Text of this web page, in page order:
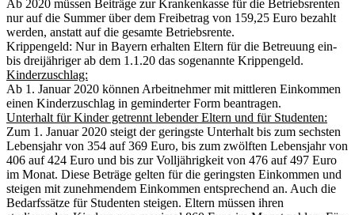
Ab 2020 müssen Beiträge zur Krankenkasse für die Betriebsrenten
nur auf die Summer über dem Freibetrag von 159,25 Euro bezahlt
werden, anstatt auf die gesamte Betriebsrente.
Krippengeld: Nur in Bayern erhalten Eltern für die Betreuung ein-
bis dreijähriger ab dem 1.1.20 das sogenannte Krippengeld.
Kinderzuschlag:
Ab 1. Januar 2020 können Arbeitnehmer mit mittleren Einkommen
einen Kinderzuschlag in geminderter Form beantragen.
Unterhalt für Kinder getrennt lebender Eltern und für Studenten:
Zum 1. Januar 2020 steigt der geringste Unterhalt bis zum sechsten
Lebensjahr von 354 auf 369 Euro, bis zum zwölften Lebensjahr von
406 auf 424 Euro und bis zur Volljährigkeit von 476 auf 497 Euro
im Monat. Diese Beträge gelten für die geringsten Einkommen und
steigen mit zunehmendem Einkommen entsprechend an. Auch die
Bedarfssätze für Studenten steigen. Eltern müssen ihren